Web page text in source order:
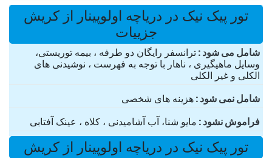
تور پیک نیک در دریاچه اولوپینار از کریش
جزییات
شامل می شود ترانسفر رایگان دو طرفه ، بیمه توریستی،
وسایل ماهیگیری ، ناهار با توجه به فهرست ، نوشیدنی های
الکلی و غیر الکلی
شامل نمی شود هزینه های شخصی
فراموش نشود مایو شنا، آب آشامیدنی ، کلاه ، عینک آفتابی
تور پیک نیک در دریاچه اولوپینار از کریش